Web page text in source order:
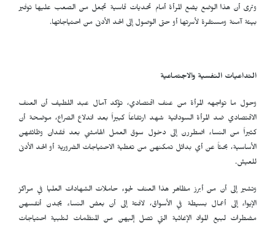
وترى أن هذا الوضع يضع المرأة أمام تحديات قاسية تجعل من الصعب عليها توفير
بيئة آمنة ومستقرة لأسرتها أو حتى الوصول إلى الحد الأدنى من احتياجاتها.
التداعيات النفسية والاجتماعية
وحول ما تواجهه المرأة من عنف اقتصادي، تؤكد آمال عبد اللطيف أن العنف
الاقتصادي ضد المرأة السودانية شهد ارتفاعاً كبيراً بعد اندلاع الصراع، موضحة أن
كثيراً من النساء اضطررن إلى دخول سوق العمل الهامشي بعد فقدان وظائفهن
الأساسية، بحثاً عن أي بدائل تمكنهن من تغطية الاحتياجات الضرورية أو الحد الأدنى
للعيش.
وتشير إلى أن من أبرز مظاهر هذا العنف لجوء حاملات الشهادات العليا في مراكز
الإيواء إلى أعمال بسيطة في الأسواق، لافتة إلى أن بعض النساء يجدن أنفسهن
مضطرات لبيع المواد الإغاثية التي تصل إليهن من المنظمات لتلبية احتياجات